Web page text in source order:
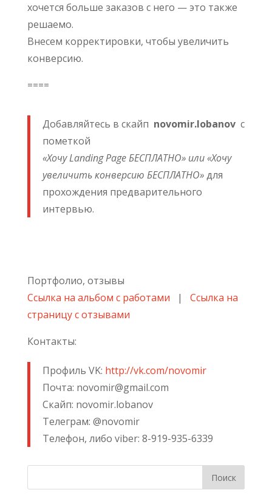
хочется больше заказов с него — это также
решаемо.
Внесем корректировки, чтобы увеличить
конверсию.
====
Добавляйтесь в скайп novomir.lobanovс
пометкой
«Хочу Landing Page БЕСПЛАТНО» или «Хочу
увеличить конверсию БЕСПЛАТНО»для
прохождения предварительного
интервью.
Портфолио, отзывы
Ссылка на альбом с работами | Ссылка на
страницу с отзывами
Контакты:
Профиль VK: http://vk.com/novomir
Почта: novomir@gmail.com
Скайп: novomir.lobanov
Телеграм: @novomir
Телефон, либо viber: 8-919-935-6339